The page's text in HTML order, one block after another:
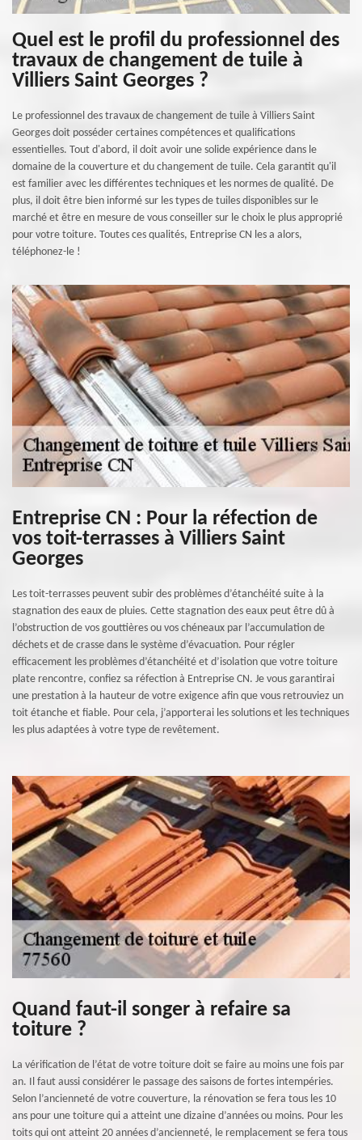
Quel est le profil du professionnel des
travaux de changement de tuile à
Villiers Saint Georges ?
Le professionnel des travaux de changement de tuile à Villiers Saint
Georges doit posséder certaines compétences et qualifications
essentielles. Tout d'abord, il doit avoir une solide expérience dans le
domaine de la couverture et du changement de tuile. Cela garantit qu'il
est familier avec les différentes techniques et les normes de qualité. De
plus, il doit être bien informé sur les types de tuiles disponibles sur le
marché et être en mesure de vous conseiller sur le choix le plus approprié
pour votre toiture. Toutes ces qualités, Entreprise CN les a alors,
téléphonez-le !
Entreprise CN : Pour la réfection de
vos toit-terrasses à Villiers Saint
Georges
Les toit-terrasses peuvent subir des problèmes d’étanchéité suite à la
stagnation des eaux de pluies. Cette stagnation des eaux peut être dû à
l’obstruction de vos gouttières ou vos chéneaux par l’accumulation de
déchets et de crasse dans le système d’évacuation. Pour régler
efficacement les problèmes d’étanchéité et d’isolation que votre toiture
plate rencontre, confiez sa réfection à Entreprise CN. Je vous garantirai
une prestation à la hauteur de votre exigence afin que vous retrouviez un
toit étanche et fiable. Pour cela, j’apporterai les solutions et les techniques
les plus adaptées à votre type de revêtement.
Quand faut-il songer à refaire sa
toiture ?
La vérification de l’état de votre toiture doit se faire au moins une fois par
an. Il faut aussi considérer le passage des saisons de fortes intempéries.
Selon l’ancienneté de votre couverture, la rénovation se fera tous les 10
ans pour une toiture qui a atteint une dizaine d’années ou moins. Pour les
toits qui ont atteint 20 années d’ancienneté, le remplacement se fera tous